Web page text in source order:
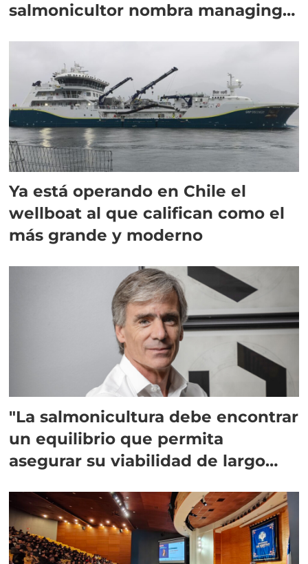
salmonicultor nombra managing
Ya está operando en Chile el
wellboat al que califican como el
más grande y moderno
"La salmonicultura debe encontrar
un equilibrio que permita
asegurar su viabilidad de largo